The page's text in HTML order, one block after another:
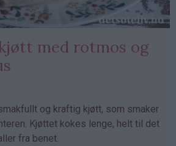
med rotmos og
og kraftig kjøtt, som smaker
Kjøttet kokes lenge, helt til det
fra benet.